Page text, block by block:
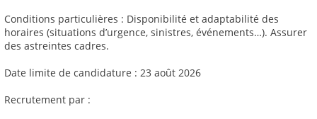
Conditions particulières : Disponibilité et adaptabilité des
horaires (situations d’urgence, sinistres, événements…). Assurer
des astreintes cadres.
Date limite de candidature : 23 août 2026
Recrutement par :